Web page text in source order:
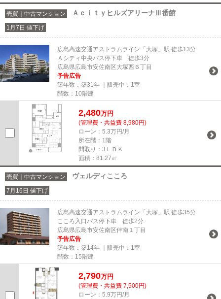
売買｜中古マンション ＡｃｉｔｙヒルズアリーナⅢ番館
1月7日 値下げ
広島高速交通アストラムライン「大塚」駅 徒歩13分
Ａシティ中央バス停下車 徒歩3分
広島県広島市安佐南区大塚西６丁目
予告広告
築年数：築31年 ｜販売中： 1室
階数：10階建
2,480万円
(管理費・共益費 8,980円)
ローン：5.3万円/月
所在階：1階
間取り：3ＬＤＫ
面積：81.27㎡
売買｜中古マンション ヴェルディこころ
7月16日 値下げ
広島高速交通アストラムライン「大塚」駅 徒歩35分
こころ入口バス停下車 徒歩2分
広島県広島市安佐南区伴南１丁目
予告広告
築年数：築14年 ｜販売中： 1室
階数：15階建
2,790万円
(管理費・共益費 7,500円)
ローン：5.9万円/月